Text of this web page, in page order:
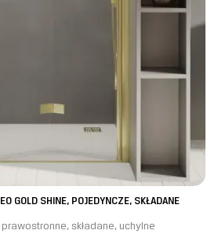
GOLD SHINE, POJEDYNCZE, SKŁADANE
składane, uchylne